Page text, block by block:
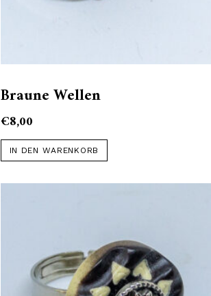
Braune Wellen
€8,00
IN DEN WARENKORB